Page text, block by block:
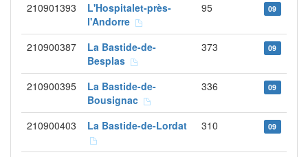
210901393
L'Hospitalet-près-
l'Andorre
95 09
210900387
La Bastide-de-
Besplas
373 09
210900395
La Bastide-de-
Bousignac
336 09
210900403 La Bastide-de-Lordat 310 09